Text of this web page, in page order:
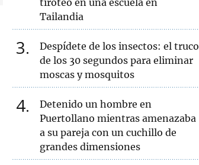
tiroteo en una escuela en
Tailandia
3
Despídete de los insectos: el truco
de los 30 segundos para eliminar
moscas y mosquitos
4
Detenido un hombre en
Puertollano mientras amenazaba
a su pareja con un cuchillo de
grandes dimensiones